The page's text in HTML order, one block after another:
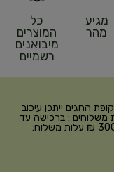
מגיע
מהר
כל
המוצרים
מיבואנים
רשמיים
6 ימי עסקים, בתקופת החגים ייתכן עיכוב
משלוחים : ברכישה עד
299₪ עלות משלוח 22₪, ברכישה של 300-599 ₪ עלות משלוח: